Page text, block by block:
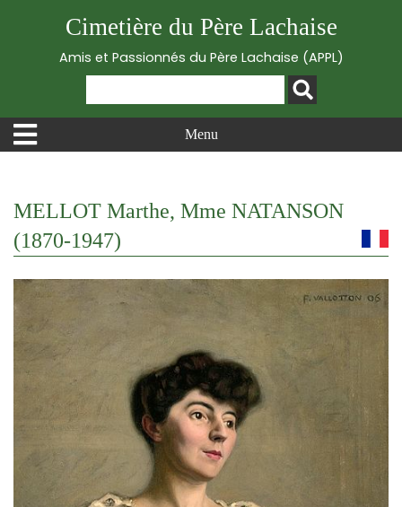
Cimetière du Père Lachaise
Amis et Passionnés du Père Lachaise (APPL)
Menu
MELLOT Marthe, Mme NATANSON
(1870-1947)